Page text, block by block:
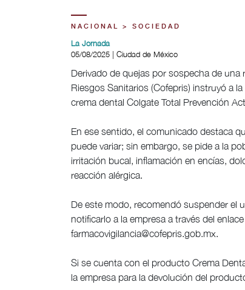
NACIONAL > SOCIEDAD
La Jornada
05/08/2025 | Ciudad de México
Derivado de quejas por sospecha de
Riesgos Sanitarios (Cofepris) instruyó a
crema dental Colgate Total Prevención
En ese sentido, el comunicado destaca
puede variar; sin embargo, se pide a la
irritación bucal, inflamación en encías,
reacción alérgica.
De este modo, recomendó suspender el
notificarlo a la empresa a través del
farmacovigilancia@cofepris.gob.mx.
Si se cuenta con el producto Crema
la empresa para la devolución del